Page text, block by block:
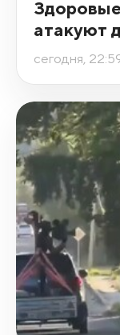
атакуют
сегодня,